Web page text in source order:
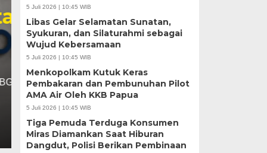
Transparansi SPPG
BGN Larang
Transparansi SPPG disorot setelah dugaan rangkap
larang konflik kepentingan dan praktik tidak
5 Juli 2026 | 10:45 WIB
Libas Gelar Selamatan Sunatan,
Syukuran, dan Silaturahmi sebagai
Wujud Kebersamaan
5 Juli 2026 | 10:45 WIB
Menkopolkam Kutuk Keras
Pembakaran dan Pembunuhan Pilot
AMA Air Oleh KKB Papua
5 Juli 2026 | 10:45 WIB
Tiga Pemuda Terduga Konsumen
Miras Diamankan Saat Hiburan
Dangdut, Polisi Berikan Pembinaan